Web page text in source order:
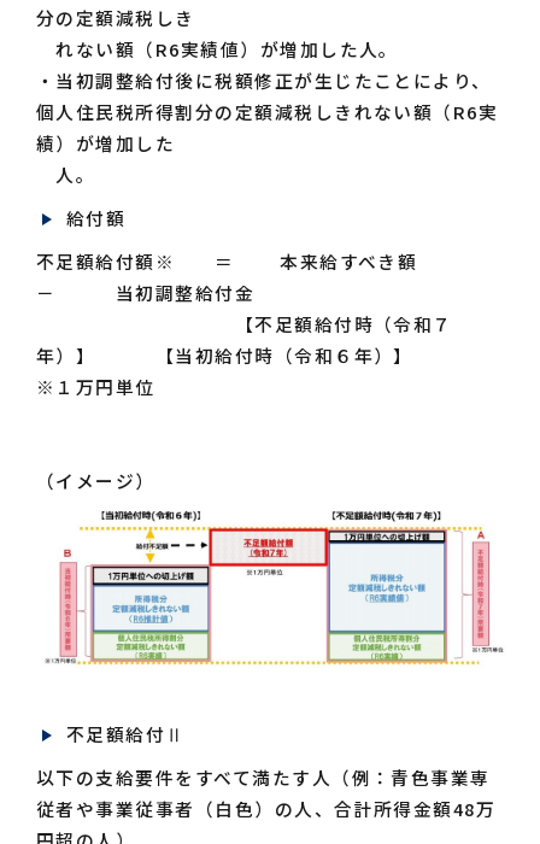
分の定額減税しき
れない額（R6実績値）が増加した人。
・当初調整給付後に税額修正が生じたことにより、
個人住民税所得割分の定額減税しきれない額（R6実
績）が増加した
人。
給付額
不足額給付額※ ＝ 本来給すべき額
－ 当初調整給付金
【不足額給付時（令和７
年）】 【当初給付時（令和６年）】
※１万円単位
（イメージ）
不足額給付Ⅱ
以下の支給要件をすべて満たす人（例：青色事業専
従者や事業従事者（白色）の人、合計所得金額48万